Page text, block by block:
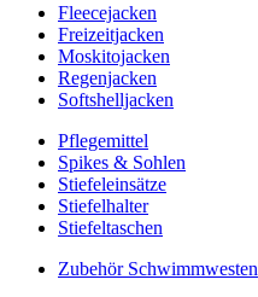
Fleecejacken
Freizeitjacken
Moskitojacken
Regenjacken
Softshelljacken
Pflegemittel
Spikes & Sohlen
Stiefeleinsätze
Stiefelhalter
Stiefeltaschen
Zubehör Schwimmwesten